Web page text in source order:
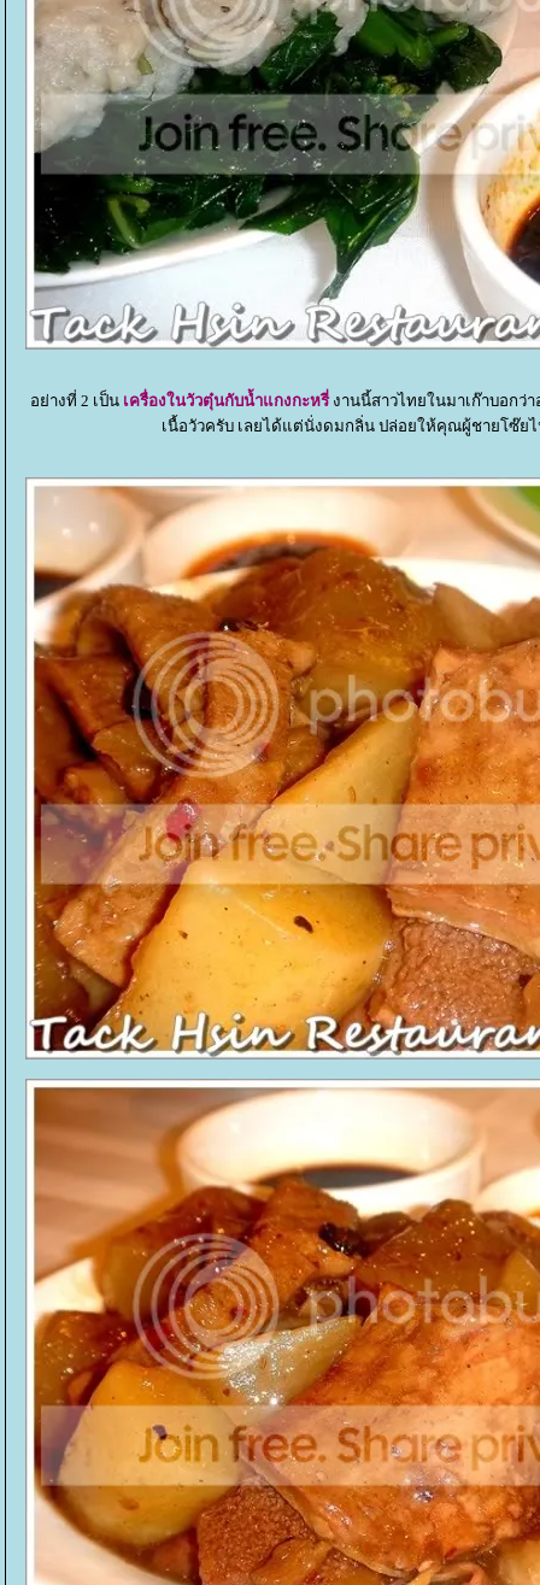
อย่างที่ 2 เป็น เครื่องในวัวตุ๋นกับน้ำแกงกะหรี่งานนี้สาวไทยในมาเก๊าบอกว่
เนื้อวัวครับ เลยได้แต่นั่งดมกลิ่น ปล่อยให้คุณผู้ชายโซ๊ยไ